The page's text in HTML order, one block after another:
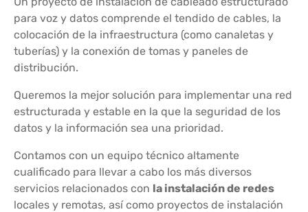
para voz y datos comprende el tendido de cables, la
colocación de la infraestructura (como canaletas y
tuberías) y la conexión de tomas y paneles de
distribución.
Queremos la mejor solución para implementar una red
estructurada y estable en la que la seguridad de los
datos y la información sea una prioridad.
Contamos con un equipo técnico altamente
cualificado para llevar a cabo los más diversos
servicios relacionados con la instalación de redes
locales y remotas, así como proyectos de instalación